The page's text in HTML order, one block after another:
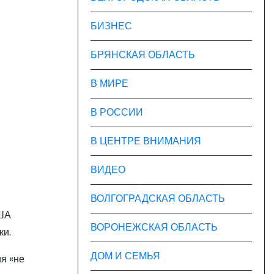
«не
БИЗНЕС
БРЯНСКАЯ ОБЛАСТЬ
В МИРЕ
В РОССИИ
В ЦЕНТРЕ ВНИМАНИЯ
ВИДЕО
ВОЛГОГРАДСКАЯ ОБЛАСТЬ
ВОРОНЕЖСКАЯ ОБЛАСТЬ
ДОМ И СЕМЬЯ